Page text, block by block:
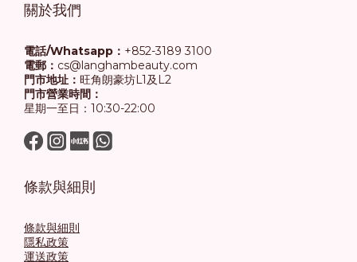
關於我們
電話/Whatsapp： +852-3189 3100
電郵： cs@langhambeauty.com
門市地址： 旺角朗豪坊L1及L2
門市營業時間：
星期一至日：10:30-22:00
條款與細則
條款與細則
隱私政策
運送政策